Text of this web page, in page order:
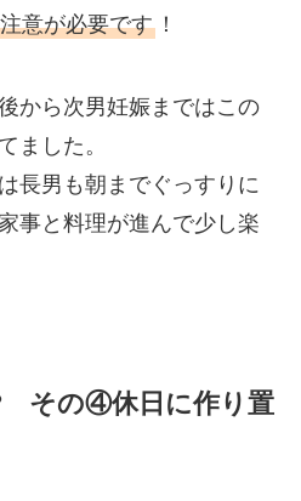
意が必要です！
から次男妊娠まではこの
ました。
長男も朝までぐっすりに
事と料理が進んで少し楽
その④休日に作り置